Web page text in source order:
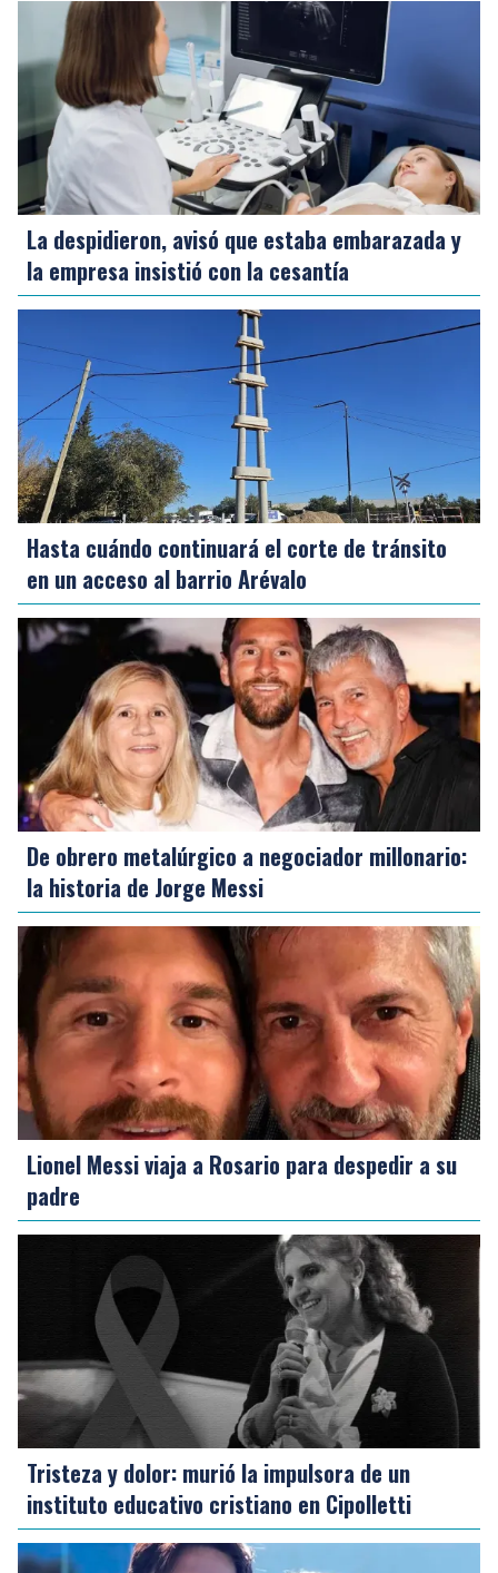
La despidieron, avisó que estaba embarazada y
la empresa insistió con la cesantía
Hasta cuándo continuará el corte de tránsito
en un acceso al barrio Arévalo
De obrero metalúrgico a negociador millonario:
la historia de Jorge Messi
Lionel Messi viaja a Rosario para despedir a su
padre
Tristeza y dolor: murió la impulsora de un
instituto educativo cristiano en Cipolletti